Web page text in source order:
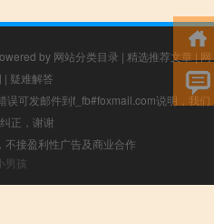
by 网站分类目录 | 精选推荐文章 | 网
| 疑难解答
误可发邮件到f_fb#foxmail.com说明，我们
正，谢谢
接盈利性广告及商业合作
男孩